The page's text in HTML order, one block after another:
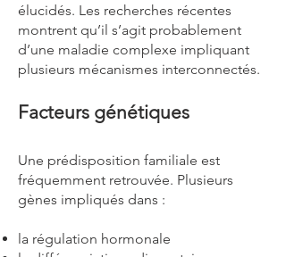
élucidés. Les recherches récentes
montrent qu’il s’agit probablement
d’une maladie complexe impliquant
plusieurs mécanismes interconnectés.
Facteurs génétiques
Une prédisposition familiale est
fréquemment retrouvée. Plusieurs
gènes impliqués dans :
la régulation hormonale